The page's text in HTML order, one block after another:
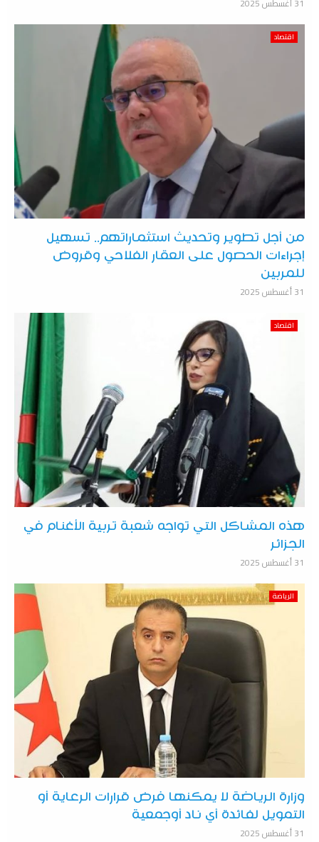
اقتصاد
من أجل تطوير وتحديث استثماراتهم.. تسهيل
إجراءات الحصول على العقار الفلاحي وقروض
للمربين
31 أغسطس 2025
اقتصاد
هذه المشاكل التي تواجه شعبة تربية الأغنام في
الجزائر
31 أغسطس 2025
الرياضة
وزارة الرياضة لا يمكنها فرض قرارات الرعاية أو
التمويل لفائدة أي ناد أوجمعية
31 أغسطس 2025